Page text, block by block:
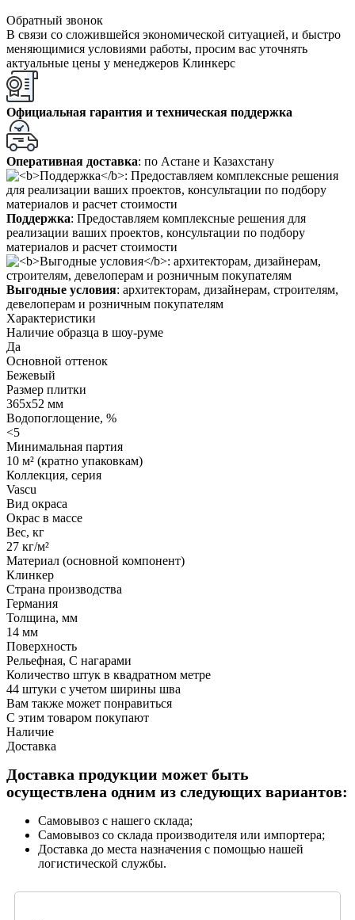
Обратный звонок
В связи со сложившейся экономической ситуацией, и быстро
меняющимися условиями работы, просим вас уточнять
актуальные цены у менеджеров Клинкерс
Официальная гарантия и техническая поддержка
Оперативная доставка: по Астане и Казахстану
Поддержка: Предоставляем комплексные решения для
реализации ваших проектов, консультации по подбору
материалов и расчет стоимости
Выгодные условия: архитекторам, дизайнерам, строителям,
девелоперам и розничным покупателям
Характеристики
Наличие образца в шоу-руме
Да
Основной оттенок
Бежевый
Размер плитки
365x52 мм
Водопоглощение, %
<5
Минимальная партия
10 м² (кратно упаковкам)
Коллекция, серия
Vascu
Вид окраса
Окрас в массе
Вес, кг
27 кг/м²
Материал (основной компонент)
Клинкер
Страна производства
Германия
Толщина, мм
14 мм
Поверхность
Рельефная, С нагарами
Количество штук в квадратном метре
44 штуки с учетом ширины шва
Вам также может понравиться
С этим товаром покупают
Наличие
Доставка
Доставка продукции может быть
осуществлена одним из следующих вариантов:
Самовывоз с нашего склада;
Самовывоз со склада производителя или импортера;
Доставка до места назначения с помощью нашей
логистической службы.